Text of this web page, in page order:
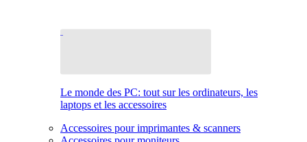
Le monde des PC: tout sur les ordinateurs, les
laptops et les accessoires
Accessoires pour imprimantes & scanners